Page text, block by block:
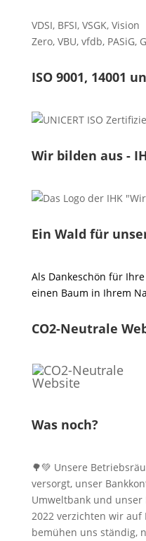
VDSI, BFSI, VSGK, Vision
Zero, VBU, vfdb, PASiG,
ISO 9001, 14001
Wir bilden aus -
Ein Wald für
Als Dankeschön für
einen Baum in Ihrem
CO2-Neutrale
Was noch?
🌳💚 Unsere
versorgt, unser
Umweltbank und unser
2022 verzichten wir
bemühen uns ständig,